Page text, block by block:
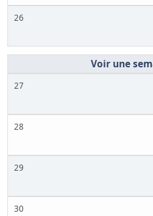
26
27
28
29
30